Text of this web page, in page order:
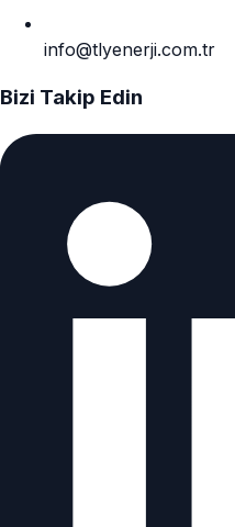
info@tlyenerji.com.tr
Bizi Takip Edin